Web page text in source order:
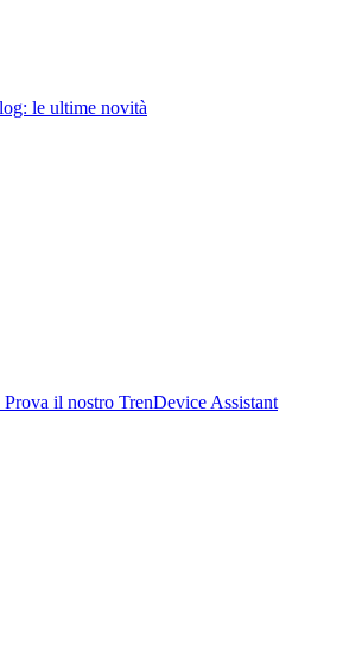
le ultime novità
il nostro TrenDevice Assistant